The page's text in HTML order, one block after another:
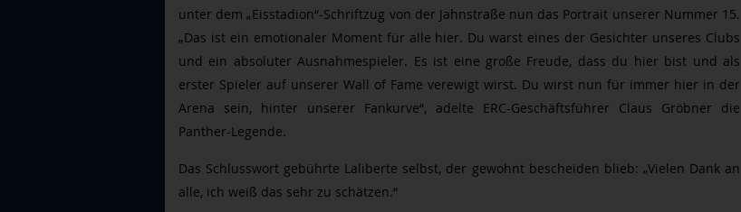
unter dem „Eisstadion“-Schriftzug von der Jahnstraße nun das Portrait unserer Nummer 15.
„Das ist ein emotionaler Moment für alle hier. Du warst eines der Gesichter unseres Clubs
und ein absoluter Ausnahmespieler. Es ist eine große Freude, dass du hier bist und als
erster Spieler auf unserer Wall of Fame verewigt wirst. Du wirst nun für immer hier in der
Arena sein, hinter unserer Fankurve“, adelte ERC-Geschäftsführer Claus Gröbner die
Panther-Legende.
Das Schlusswort gebührte Laliberte selbst, der gewohnt bescheiden blieb: „Vielen Dank an
alle, ich weiß das sehr zu schätzen.“